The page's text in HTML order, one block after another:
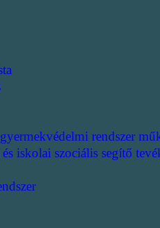
rendszer
iskolai szociális segítő